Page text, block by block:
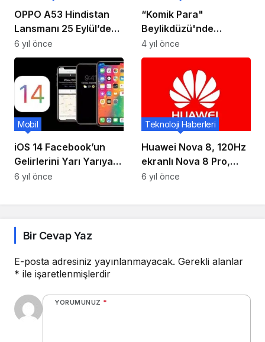
OPPO A53 Hindistan
Lansmanı 25 Eylül’de
Planlandı.
6 yıl önce
“Komik Para"
Beylikdüzü'nde
Kahkahalar Eşliğinde
Sahnelendi
4 yıl önce
iOS 14 Facebook’un
Gelirlerini Yarı Yarıya
Azaltacak!
Mobil
6 yıl önce
Huawei Nova 8, 120Hz
ekranlı Nova 8 Pro,
Kirin 985, 64MP dörtlü
Teknoloji Haberleri
6 yıl önce
Bir Cevap Yaz
E-posta adresiniz yayınlanmayacak. Gerekli alanlar
* ile işaretlenmişlerdir
YORUMUNUZ *